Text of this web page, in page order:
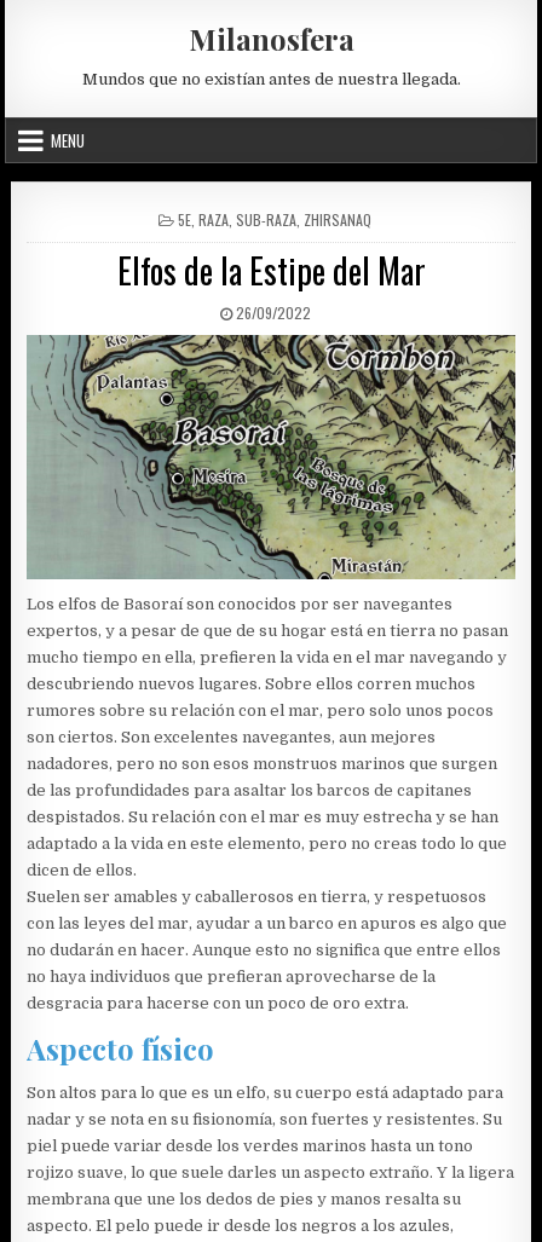
Milanosfera
Mundos que no existían antes de nuestra llegada.
MENU
POSTED
IN
5E RAZA SUB-RAZA ZHIRSANAQ
Elfos de la Estipe del Mar
PUBLISHED
DATE:
26/09/2022
Los elfos de Basoraí son conocidos por ser navegantes
expertos, y a pesar de que de su hogar está en tierra no pasan
mucho tiempo en ella, prefieren la vida en el mar navegando y
descubriendo nuevos lugares. Sobre ellos corren muchos
rumores sobre su relación con el mar, pero solo unos pocos
son ciertos. Son excelentes navegantes, aun mejores
nadadores, pero no son esos monstruos marinos que surgen
de las profundidades para asaltar los barcos de capitanes
despistados. Su relación con el mar es muy estrecha y se han
adaptado a la vida en este elemento, pero no creas todo lo que
dicen de ellos.
Suelen ser amables y caballerosos en tierra, y respetuosos
con las leyes del mar, ayudar a un barco en apuros es algo que
no dudarán en hacer. Aunque esto no significa que entre ellos
no haya individuos que prefieran aprovecharse de la
desgracia para hacerse con un poco de oro extra.
Aspecto físico
Son altos para lo que es un elfo, su cuerpo está adaptado para
nadar y se nota en su fisionomía, son fuertes y resistentes. Su
piel puede variar desde los verdes marinos hasta un tono
rojizo suave, lo que suele darles un aspecto extraño. Y la ligera
membrana que une los dedos de pies y manos resalta su
aspecto. El pelo puede ir desde los negros a los azules,